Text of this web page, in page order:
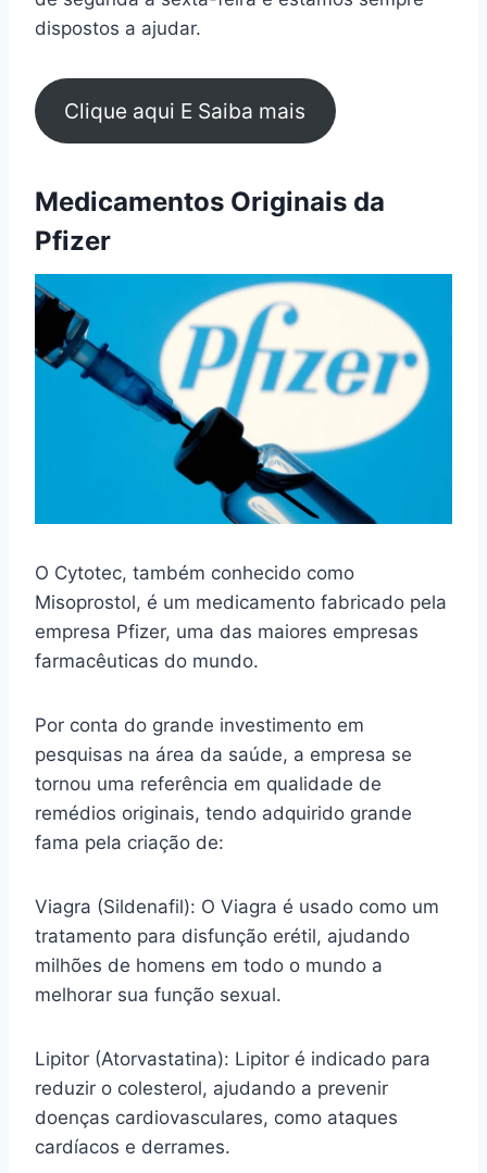
dispostos a ajudar.
Clique aqui E Saiba mais
Medicamentos Originais da
Pfizer
O Cytotec, também conhecido como
Misoprostol, é um medicamento fabricado pela
empresa Pfizer, uma das maiores empresas
farmacêuticas do mundo.
Por conta do grande investimento em
pesquisas na área da saúde, a empresa se
tornou uma referência em qualidade de
remédios originais, tendo adquirido grande
fama pela criação de:
Viagra (Sildenafil): O Viagra é usado como um
tratamento para disfunção erétil, ajudando
milhões de homens em todo o mundo a
melhorar sua função sexual.
Lipitor (Atorvastatina): Lipitor é indicado para
reduzir o colesterol, ajudando a prevenir
doenças cardiovasculares, como ataques
cardíacos e derrames.